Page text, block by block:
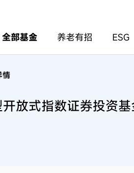
全部基金 养老有招 ESG
情
放式指数证券投资